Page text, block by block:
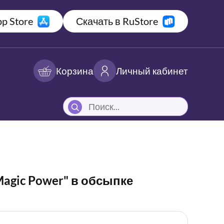
Store Скачать в RuStore
Корзина Личный кабинет
Power" в обсыпке